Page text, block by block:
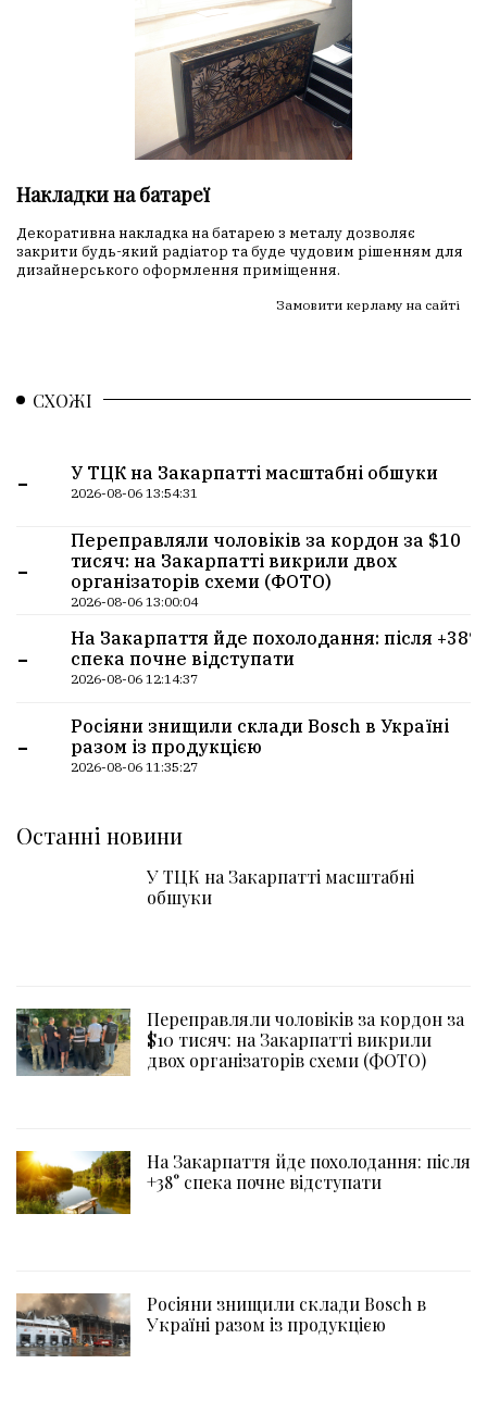
Накладки на батареї
Декоративна накладка на батарею з металу дозволяє
закрити будь-який радіатор та буде чудовим рішенням для
дизайнерського оформлення приміщення.
Замовити керламу на сайті
СХОЖІ
- У ТЦК на Закарпатті масштабні обшуки
2026-08-06 13:54:31
-
Переправляли чоловіків за кордон за $10
тисяч: на Закарпатті викрили двох
організаторів схеми (ФОТО)
2026-08-06 13:00:04
-
На Закарпаття йде похолодання: після +38°
спека почне відступати
2026-08-06 12:14:37
-
Росіяни знищили склади Bosch в Україні
разом із продукцією
2026-08-06 11:35:27
Останні новини
У ТЦК на Закарпатті масштабні
обшуки
Переправляли чоловіків за кордон за
$10 тисяч: на Закарпатті викрили
двох організаторів схеми (ФОТО)
На Закарпаття йде похолодання: після
+38° спека почне відступати
Росіяни знищили склади Bosch в
Україні разом із продукцією